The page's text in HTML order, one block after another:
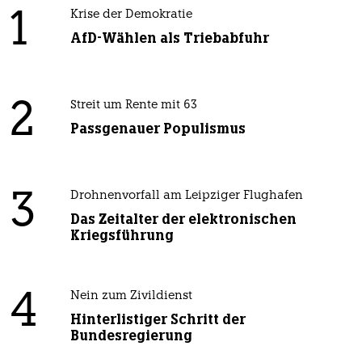
1 Krise der Demokratie
AfD-Wählen als Triebabfuhr
2 Streit um Rente mit 63
Passgenauer Populismus
3 Drohnenvorfall am Leipziger Flughafen
Das Zeitalter der elektronischen
Kriegsführung
4 Nein zum Zivildienst
Hinterlistiger Schritt der
Bundesregierung